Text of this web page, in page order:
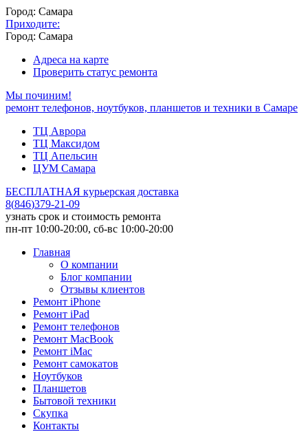
Город: Самара
Приходите:
Город: Самара
Адреса на карте
Проверить статус ремонта
Мы починим!
ремонт телефонов, ноутбуков, планшетов и техники в Самаре
ТЦ Аврора
ТЦ Максидом
ТЦ Апельсин
ЦУМ Самара
БЕСПЛАТНАЯ курьерская доставка
8(846)379-21-09
узнать срок и стоимость ремонта
пн-пт 10:00-20:00, сб-вс 10:00-20:00
Главная
О компании
Блог компании
Отзывы клиентов
Ремонт iPhone
Ремонт iPad
Ремонт телефонов
Ремонт MacBook
Ремонт iMac
Ремонт самокатов
Ноутбуков
Планшетов
Бытовой техники
Скупка
Контакты